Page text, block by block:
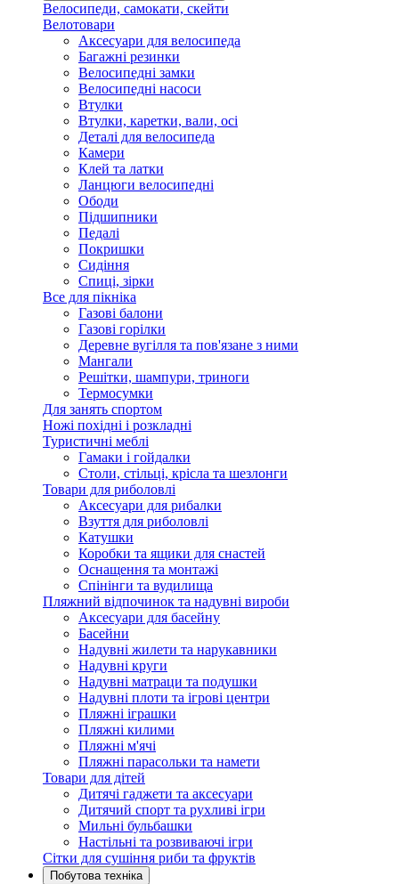
Велосипеди, самокати, скейти
Велотовари
Аксесуари для велосипеда
Багажні резинки
Велосипедні замки
Велосипедні насоси
Втулки
Втулки, каретки, вали, осі
Деталі для велосипеда
Камери
Клей та латки
Ланцюги велосипедні
Ободи
Підшипники
Педалі
Покришки
Сидіння
Спиці, зірки
Все для пікніка
Газові балони
Газові горілки
Деревне вугілля та пов'язане з ними
Мангали
Решітки, шампури, триноги
Термосумки
Для занять спортом
Ножі похідні і розкладні
Туристичні меблі
Гамаки і гойдалки
Столи, стільці, крісла та шезлонги
Товари для риболовлі
Аксесуари для рибалки
Взуття для риболовлі
Катушки
Коробки та ящики для снастей
Оснащення та монтажі
Спінінги та вудилища
Пляжний відпочинок та надувні вироби
Аксесуари для басейну
Басейни
Надувні жилети та нарукавники
Надувні круги
Надувні матраци та подушки
Надувні плоти та ігрові центри
Пляжні іграшки
Пляжні килими
Пляжні м'ячі
Пляжні парасольки та намети
Товари для дітей
Дитячі гаджети та аксесуари
Дитячий спорт та рухливі ігри
Мильні бульбашки
Настільні та розвиваючі ігри
Сітки для сушіння риби та фруктів
Побутова техніка